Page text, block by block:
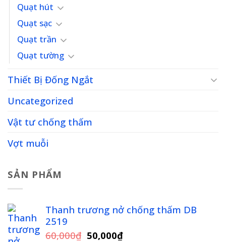
Quạt hút
Quạt sạc
Quạt trần
Quạt tường
Thiết Bị Đống Ngắt
Uncategorized
Vật tư chống thấm
Vợt muỗi
SẢN PHẨM
Thanh trương nở chống thấm DB
2519
60,000₫ Giá
50,000₫Giá